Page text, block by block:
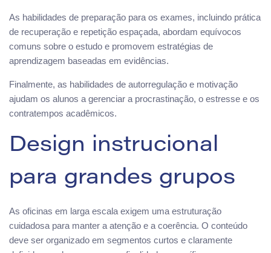
As habilidades de preparação para os exames, incluindo prática
de recuperação e repetição espaçada, abordam equívocos
comuns sobre o estudo e promovem estratégias de
aprendizagem baseadas em evidências.
Finalmente, as habilidades de autorregulação e motivação
ajudam os alunos a gerenciar a procrastinação, o estresse e os
contratempos acadêmicos.
Design instrucional
para grandes grupos
As oficinas em larga escala exigem uma estruturação
cuidadosa para manter a atenção e a coerência. O conteúdo
deve ser organizado em segmentos curtos e claramente